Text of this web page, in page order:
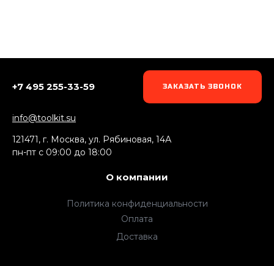
+7 495 255-33-59 ЗАКАЗАТЬ ЗВОНОК
info@toolkit.su
121471, г. Москва, ул. Рябиновая, 14А
пн-пт c 09:00 до 18:00
О компании
Политика конфиденциальности
Оплата
Доставка